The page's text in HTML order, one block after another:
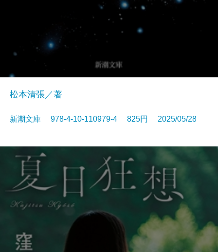
松本清張／著
新潮文庫 978-4-10-110979-4 825円 2025/05/28